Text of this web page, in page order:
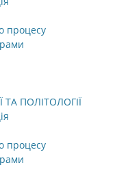
процесу
ПОЛІТОЛОГІЇ
процесу